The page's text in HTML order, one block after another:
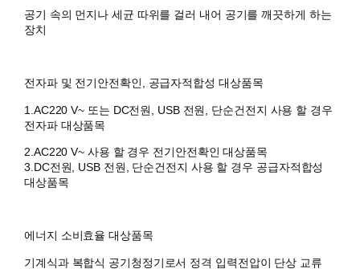
공기 속의 먼지나 세균 따위를 걸러 내어 공기를 깨끗하게 하는
장치
전자파 및 전기안전확인, 공급자적합성 대상품목
1.AC220 V~ 또는 DC전원, USB 전원, 단순건전지 사용 할 경우
전자파 대상품목
2.AC220 V~ 사용 할 경우 전기안전확인 대상품목
3.DC전원, USB 전원, 단순건전지 사용 할 경우 공급자적합성
대상품목
에너지 소비효율 대상품목
기계식과 복합식 공기청정기로서 정격 입력전압이 단상 교류